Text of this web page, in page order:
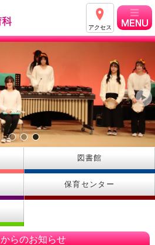
アクセス
図書館
保育センター
らのお知らせ